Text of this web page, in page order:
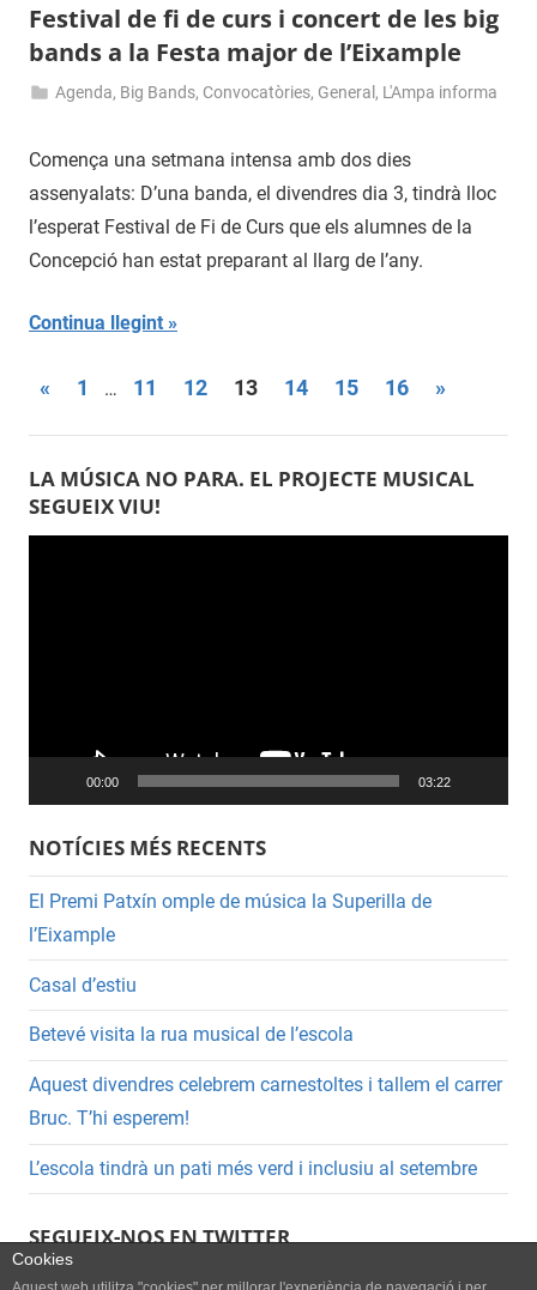
Festival de fi de curs i concert de les big
bands a la Festa major de l’Eixample
de
2016
Agenda, Big Bands, Convocatòries, General , L'Ampa informa
Comença una setmana intensa amb dos dies
assenyalats: D’una banda, el divendres dia 3, tindrà lloc
l’esperat Festival de Fi de Curs que els alumnes de la
Concepció han estat preparant al llarg de l’any.
Continua llegint
d'entrades
« Entrades
1 … 11 12 13 14 15 16
Entrades
»
LA MÚSICA NO PARA. EL PROJECTE MUSICAL
SEGUEIX VIU!
00:00 03:22
NOTÍCIES MÉS RECENTS
El Premi Patxín omple de música la Superilla de
l’Eixample
Casal d’estiu
Betevé visita la rua musical de l’escola
Aquest divendres celebrem carnestoltes i tallem el carrer
Bruc. T’hi esperem!
L’escola tindrà un pati més verd i inclusiu al setembre
SEGUEIX-NOS EN TWITTER
Cookies